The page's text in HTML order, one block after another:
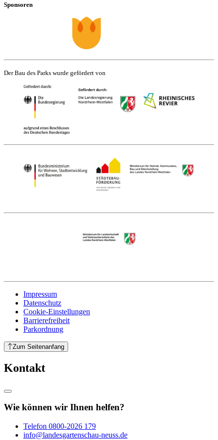
Sponsoren
Der Bau des Parks wurde gefördert von
Impressum
Datenschutz
Cookie-Einstellungen
Barrierefreiheit
Parkordnung
Zum Seitenanfang
Kontakt
Wie können wir Ihnen helfen?
Telefon 0800-2026 179
info@landesgartenschau-neuss.de